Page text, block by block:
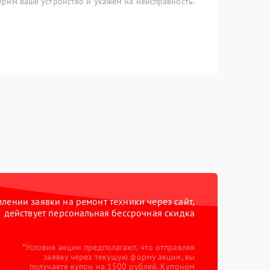
заявки на ремонт техники через сайт,
действует персональная бессрочная скидка
*Условия акции предполагают, что отправляя
заявку через текущую форму акции, вы
получаете купон на 1500 рублей. Купоном